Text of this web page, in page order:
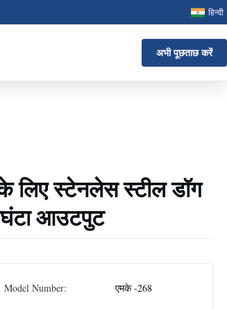
हिन्दी
अभी पूछताछ करें
लिए स्टेनलेस स्टील डॉग
घंटा आउटपुट
Model Number: एमके -268